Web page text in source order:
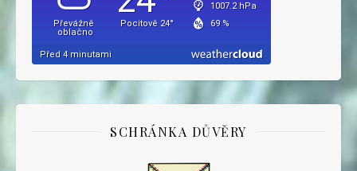
SCHRÁNKA DŮVĚRY